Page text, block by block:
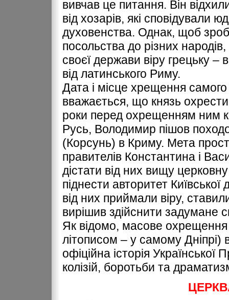
вивчав це питання. Він
від хозарів, які сповідували
духовенства. Однак, щоб
посольства до різних
своєї держави віру грецьку –
від латинського Риму.
Дата і місце хрещення
вважається, що князь
роки перед охрещенням ним
Русь, Володимир пішов
(Корсунь) в Криму. Мета
правителів Константина і
дістати від них вищу
піднести авторитет
від них приймали віру,
вирішив здійснити
Як відомо, масове охрещення
літописом – у самому Дніпрі)
офіційна історія
колізій, боротьби та